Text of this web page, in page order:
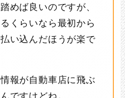
めば良いのですが、
くらいなら最初から
い込んだほうが楽で
報が自動車店に飛ぶ